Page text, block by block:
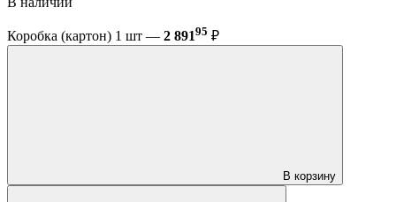
Коробка (картон) 1 шт — 2 89195 ₽
В корзину